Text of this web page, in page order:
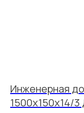
Инженерная
1500х150х14/